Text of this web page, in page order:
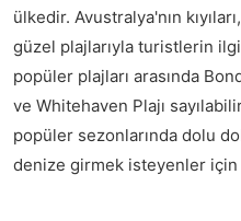
ülkedir. Avustralya'nın
güzel plajlarıyla turistlerin
popüler plajları arasında
ve Whitehaven Plajı
popüler sezonlarında dolu
denize girmek isteyenler